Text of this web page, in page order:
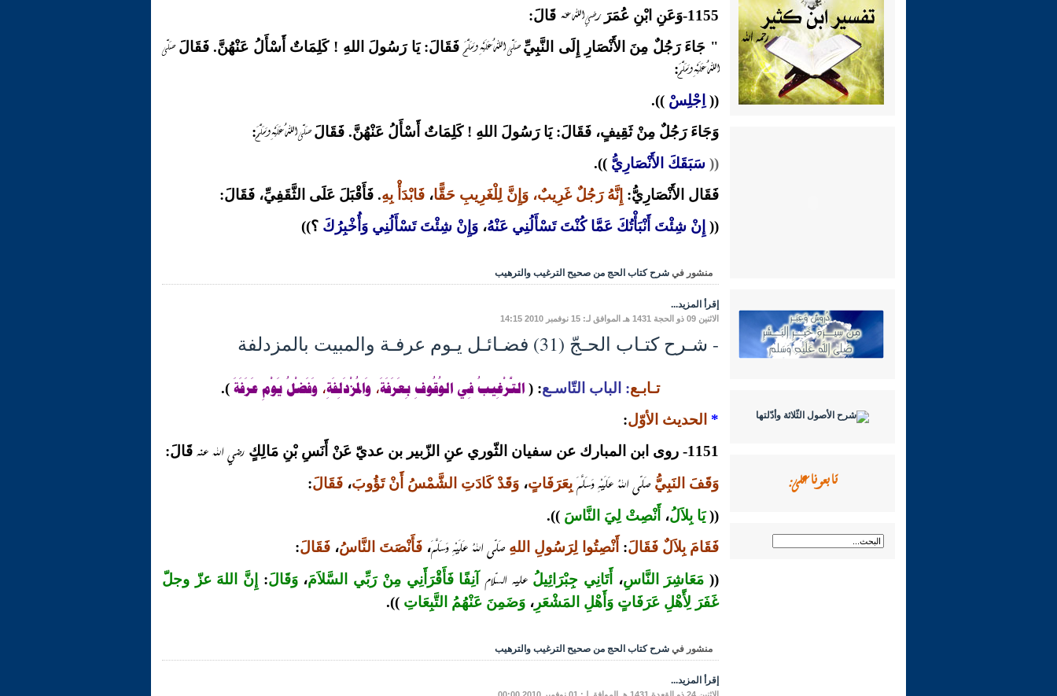
1155-وَعَنِ ابْنِ عُمَرَ
رضي الله عنه قَالَ:
" جَاءَ رَجُلٌ مِنَ الأَنْصَارِ إِلَى النَّبِيِّصَلّى اللهُ عَلَيْهِ وَسَلَّمَ فَقَالَ: يَا رَسُولَ اللهِ ! كَلِمَاتٌ أَسْأَلُ عَنْهُنَّ. فَقَالَصَلّى
اللهُ عَلَيْهِ وَسَلَّمَ:
(( اِجْلِسْ )).
وَجَاءَ رَجُلٌ مِنْ ثَقِيفٍ، فَقَالَ: يَا رَسُولَ اللهِ ! كَلِمَاتٌ أَسْأَلُ عَنْهُنَّ. فَقَالَصَلّى اللهُ عَلَيْهِ وَسَلَّمَ:
(( سَبَقَكَ الأَنْصَارِيُّ )).
فَقَال الأَنْصَارِيُّ: إِنَّهُ رَجُلٌ غَرِيبٌ، وَإِنَّ لِلْغَرِيبِ حَقًّا، فَابْدَأْ بِهِ. فَأَقْبَلَ عَلَى الثَّقَفِيِّ، فَقَالَ:
(( إِنْ شِئْتَ أَنْبَأْتُكَ عَمَّا كُنْتَ تَسْأَلُنِي عَنْهُ، وَإِنْ شِئْتَ تَسْأَلُنِي وَأُخْبِرُكَ ؟))
منشور في شرح كتاب الحج من صحيح الترغيب والترهيب
إقرأ المزيد...
الاثنين 09 ذو الحجة 1431 هـ الموافق لـ: 15 نوفمبر 2010 14:15
- شـرح كتـاب الحـجّ (31) فضـائـل يـوم عرفـة والمبيت بالمزدلفة
تـابـع: الباب التّاسـع:
( التَّرْغِيبُ فِي الوُقُوفِبِعَرَفَةَ، وَالمُزْدَلِفَةِ، وَفَضْلُ يَوْمِ عَرَفَةَ ).
* الحديث الأوّل:
1151- روى ابن المبارك عن سفيان الثّوري عنِ الزّبير بن عديّ عَنْ أَنَسِ بْنِ مَالِكٍ
رضي الله عنه قَالَ:
وَقَفَ النَبِيُّ صَلّى اللهُ عَلَيْهِ وَسَلَّمَ بِعَرَفَاتٍ، وَقَدْ كَادَتِ الشَّمْسُ أَنْ تَؤُوبَ، فَقَالَ:
(( يَا بِلاَلُ، أَنْصِتْ لِيَ النَّاسَ )).
فَقَامَ بِلاَلٌ فَقَالَ: أَنْصِتُوا لِرَسُولِ اللهِ صَلّى اللهُ عَلَيْهِ وَسَلَّمَ، فَأَنْصَتَ النَّاسُ، فَقَالَ:
(( مَعَاشِرَ النَّاسِ، أَتَانِي جِبْرَائِيلُ عليه السّلام آنِفًا فَأَقْرَأَنِي مِنْ رَبِّي السَّلاَمَ، وَقَالَ:
إِنَّ اللهَ عزّ وجلّ
غَفَرَ لِأًهْلِ عَرَفَاتٍ وَأَهْلِ المَشْعَر ِ، وَضَمِنَ عَنْهُمُ التَّبِعَاتِ )).
منشور في شرح كتاب الحج من صحيح الترغيب والترهيب
إقرأ المزيد...
تابعونا على: